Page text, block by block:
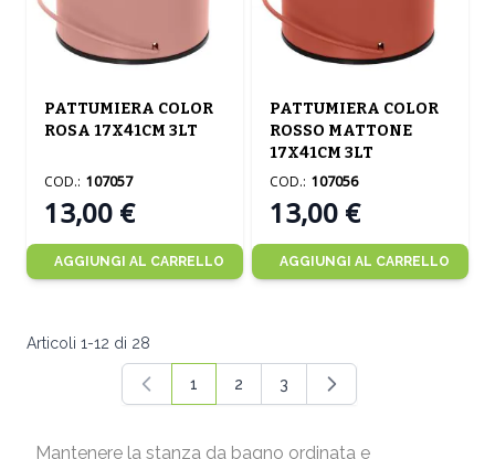
PATTUMIERA COLOR
ROSA 17X41CM 3LT
13,00 €
COD.: 107057
AGGIUNGI AL CARRELLO
PATTUMIERA COLOR
ROSSO MATTONE
17X41CM 3LT
13,00 €
COD.: 107056
AGGIUNGI AL CARRELLO
Articoli 1-12 di 28
Attualmente stai leggendo la pagina
1
Pagina
2
Pagina
3
Mantenere la stanza da bagno ordinata e